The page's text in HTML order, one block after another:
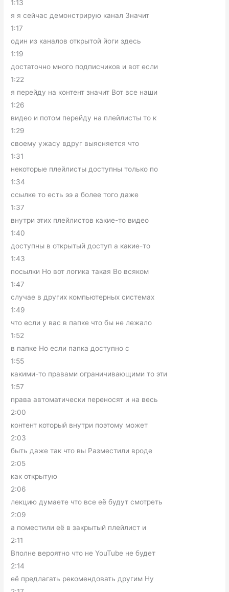
1:13
я я сейчас демонстрирую канал Значит
1:17
один из каналов открытой йоги здесь
1:19
достаточно много подписчиков и вот если
1:22
я перейду на контент значит Вот все наши
1:26
видео и потом перейду на плейлисты то к
1:29
своему ужасу вдруг выясняется что
1:31
некоторые плейлисты доступны только по
1:34
ссылке то есть ээ а более того даже
1:37
внутри этих плейлистов какие-то видео
1:40
доступны в открытый доступ а какие-то
1:43
посылки Но вот логика такая Во всяком
1:47
случае в других компьютерных системах
1:49
что если у вас в папке что бы не лежало
1:52
в папке Но если папка доступно с
1:55
какими-то правами ограничивающими то эти
1:57
права автоматически переносят и на весь
2:00
контент который внутри поэтому может
2:03
быть даже так что вы Разместили вроде
2:05
как открытую
2:06
лекцию думаете что все её будут смотреть
2:09
а поместили её в закрытый плейлист и
2:11
Вполне вероятно что не YouTube не будет
2:14
её предлагать рекомендовать другим Ну